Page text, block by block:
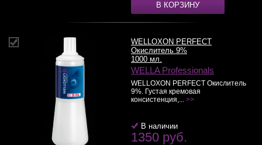
В КОРЗИНУ
WELLOXON PERFECT
Окислитель 9%
1000 мл.
WELLA Professionals
WELLOXON PERFECT Окислитель
9%. Густая кремовая
консистенция,... >>
В наличии
1350 руб.